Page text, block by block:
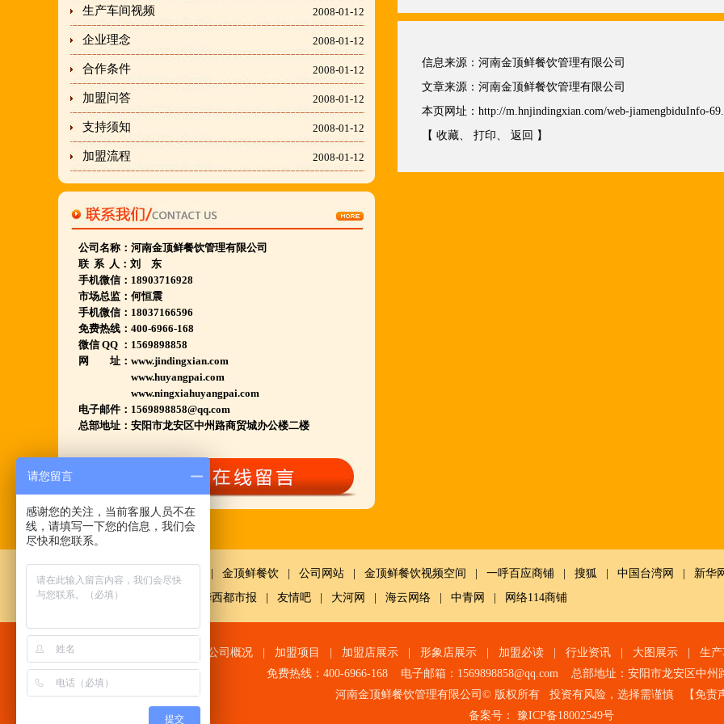
穆香存老师:13281876669
何恒震总监:18037166596
"胡羊排"是国家工商总局核准注册商标,
隶属于河南金顶鲜餐饮管理有限公司所持有.
金顶鲜宁夏特色系列胡羊排烧烤火锅复合餐厅
2018年持续火爆招商开店中.
金顶鲜餐饮全国连锁500家,
有13年正规连锁加盟经验,
真实开店500家后,
我们更专业,
期待您加入大家庭.
若您开店无必胜把握,
陕西西安市 宁夏银川市 山东聊城市等店.....
江苏泗洪 沭阳 浙江宁波温州等店.....
郑州港区 许昌洛阳开封多家店.....
河北石家庄 唐山迁安多家店.....
欢迎您到就近店品尝考察.
详询公司总监 何恒震 先生:手机/微信18037166596
生产车间视频 2008-01-12
企业理念 2008-01-12
合作条件 2008-01-12
加盟问答 2008-01-12
支持须知 2008-01-12
加盟流程 2008-01-12
公司名称： 河南金顶鲜餐饮管理有限公司
联 系 人：刘 东
手机微信：18903716928
市场总监：何恒震
手机微信：18037166596
免费热线：400-6966-168
微信 QQ ：1569898858
网 址：www.jindingxian.com
www.huyangpai.com
www.ningxiahuyangpai.com
电子邮件：1569898858@qq.com
总部地址： 安阳市龙安区中州路商贸城办公楼二楼
信息来源： 河南金顶鲜餐饮管理有限公司
文章来源： 河南金顶鲜餐饮管理有限公司
本页网址： http://m.hnjindingxian.com/web-jiamengbiduInfo-
【 收藏、 打印、 返回 】
鼎鲜餐饮 金顶鲜餐饮 公司网站 金顶鲜餐饮视频空间 一呼百应商铺 搜狐 中国台湾网 新华
网 | 中国经济网千龙网 华西都市报 友情吧 大河网 海云网络 中青网 网络114商铺
公司概况| 加盟项目 加盟店展示| 形象店展示| 加盟必读| 行业资讯| 大图展示| 生产
免费热线：400-6966-168 电子邮箱：1569898858@qq.com 总部地址： 安阳市龙安区中州
河南金顶鲜餐饮管理有限公司© 版权所有 投资有风险，选择需谨慎 【免责
备案号： 豫ICP备18002549号
请您留言
感谢您的关注，当前客服人员不在
线，请填写一下您的信息，我们会
尽快和您联系。
提交